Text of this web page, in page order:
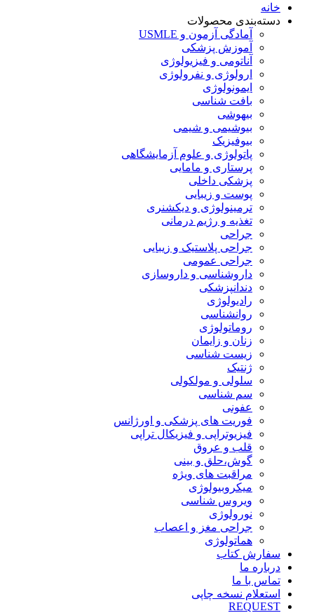
خانه
دسته‌بندی محصولات
آمادگی آزمون و USMLE
آموزش پزشکی
آناتومی و فیزیولوژی
ارولوژی و نفرولوژی
ایمونولوژی
بافت شناسی
بیهوشی
بیوشیمی و شیمی
بیوفیزیک
پاتولوژی و علوم آزمایشگاهی
پرستاری و مامایی
پزشکی داخلی
پوست و زیبایی
ترمینولوژی و دیکشنری
تغذیه و رژیم درمانی
جراحی
جراحی پلاستیک و زیبایی
جراحی عمومی
داروشناسی و داروسازی
دندانپزشکی
رادیولوژی
روانشناسی
روماتولوژی
زنان و زایمان
زیست شناسی
ژنتیک
سلولی و مولکولی
سم شناسی
عفونی
فوریت های پزشکی و اورژانس
فیزیوتراپی و فیزیکال تراپی
قلب و عروق
گوش،حلق و بینی
مراقبت های ویژه
میکروبیولوژی
ویروس شناسی
نورولوژی
جراحی مغز و اعصاب
هماتولوژی
سفارش کتاب
درباره ما
تماس با ما
استعلام نسخه چاپی
REQUEST